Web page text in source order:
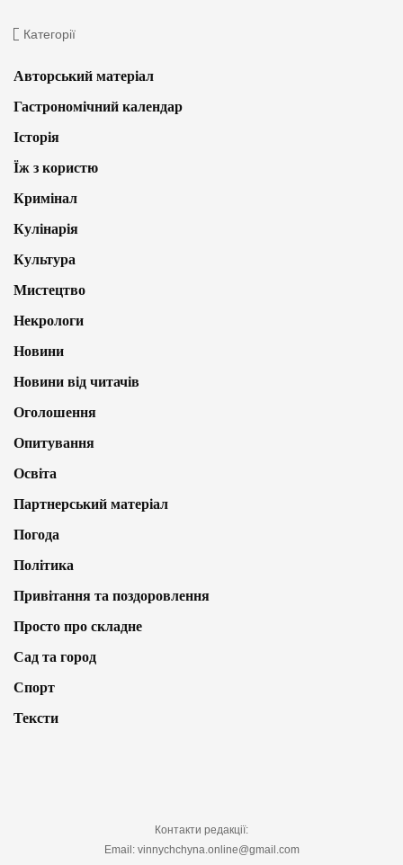
Категорії
Авторський матеріал
Гастрономічний календар
Історія
Їж з користю
Кримінал
Кулінарія
Культура
Мистецтво
Некрологи
Новини
Новини від читачів
Оголошення
Опитування
Освіта
Партнерський матеріал
Погода
Політика
Привітання та поздоровлення
Просто про складне
Сад та город
Спорт
Тексти
Контакти редакції:
Email: vinnychchyna.online@gmail.com